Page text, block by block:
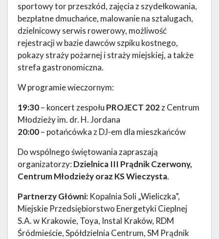
sportowy tor przeszkód, zajęcia z szydełkowania,
bezpłatne dmuchańce, malowanie na sztalugach,
dzielnicowy serwis rowerowy, możliwość
rejestracji w bazie dawców szpiku kostnego,
pokazy straży pożarnej i straży miejskiej, a także
strefa gastronomiczna.
W programie wieczornym:
19:30– koncert zespołu PROJECT 202z Centrum
Młodzieży im. dr. H. Jordana
20:00– potańcówka z DJ-em dla mieszkańców
Do wspólnego świętowania zapraszają
organizatorzy: Dzielnica III Prądnik Czerwony,
Centrum Młodzieży oraz KS Wieczysta.
Partnerzy Główni: Kopalnia Soli „Wieliczka”,
Miejskie Przedsiębiorstwo Energetyki Cieplnej
S.A. w Krakowie, Toya, Instal Kraków, RDM
Śródmieście, Spółdzielnia Centrum, SM Prądnik